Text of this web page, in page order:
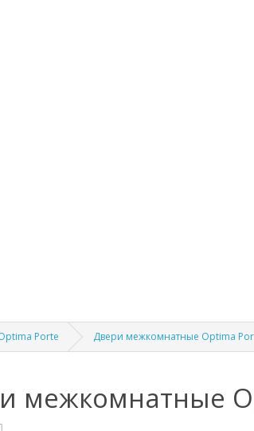
Porte Двери межкомнатные Optima
межкомнатные